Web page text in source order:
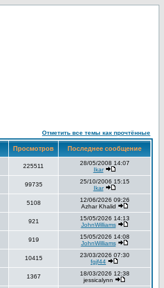
Отметить все темы как прочтённые
Просмотров Последнее сообщение
225511
28/05/2008 14:07
Ikar
99735
25/10/2006 15:15
Ikar
5108
12/06/2026 09:26
Azhar Khalid
921
15/05/2026 14:13
JohnWilliams
919
15/05/2026 14:08
JohnWilliams
10415
23/03/2026 07:30
fgjf44
1367
18/03/2026 12:38
jessicalynn